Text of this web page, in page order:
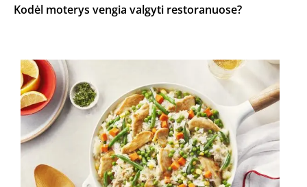
Kodėl moterys vengia valgyti restoranuose?